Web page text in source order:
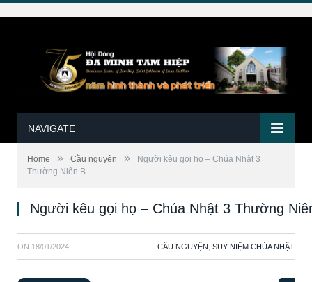
NAVIGATE
Home » Cầu nguyện »
Người kêu gọi họ – Chúa Nhật 3
Thường Niên B
Người kêu gọi họ – Chúa Nhật 3 Thường
ON 18/01/2024 CẦU NGUYỆN SUY NIỆM CHÚA NHẬT